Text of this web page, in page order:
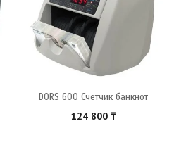
DORS 600 Счетчик банкнот
124 800 ₸